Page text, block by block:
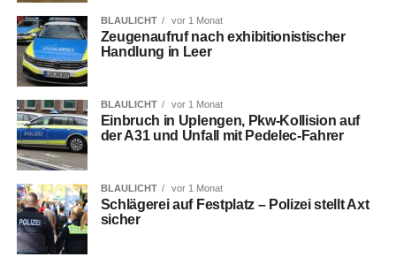
BLAULICHT vor 1 Monat
Zeu­gen­auf­ruf nach exhi­bi­tio­nis­ti­scher
Hand­lung in Leer
BLAULICHT vor 1 Monat
Ein­bruch in Uple­n­gen, Pkw-Kol­li­si­on auf
der A31 und Unfall mit Pedelec-Fahrer
BLAULICHT vor 1 Monat
Schlä­ge­rei auf Fest­platz – Poli­zei stellt Axt
sicher